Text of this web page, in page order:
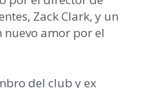
Zack Clark, y un
amor por el
del club y ex